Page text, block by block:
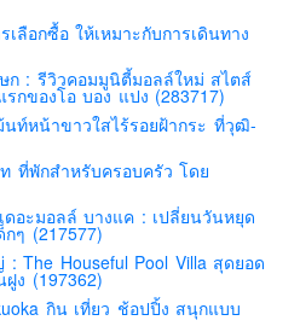
ปุ ยุฟุอิน นางาซากิ
ลือกซื้อ ให้เหมาะกับการเดินทาง
ก : รีวิวคอมมูนิตี้มอลล์ใหม่ สไตส์
ของโอ บอง แปง (283717)
ท์หน้าขาวใสไร้รอยฝ้ากระ ที่วุฒิ-
ที่พักสำหรับครอบครัว โดย
ดอะมอลล์ บางแค : เปลี่ยนวันหยุด
ๆ (217577)
: The Houseful Pool Villa สุดยอด
ง (197362)
กิน เที่ยว ช้อปปิ้ง สนุกแบบ